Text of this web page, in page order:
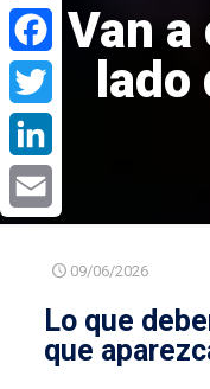
Van a
09/06/2026
Lo que
que
WhatsApp
Facebook
Twitter
LinkedIn
Email